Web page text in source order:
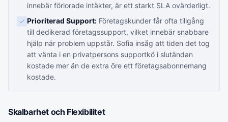
innebär förlorade intäkter, är ett starkt SLA ovärderligt.
Prioriterad Support: Företagskunder får ofta tillgång
till dedikerad företagssupport, vilket innebär snabbare
hjälp när problem uppstår. Sofia insåg att tiden det tog
att vänta i en privatpersons supportkö i slutändan
kostade mer än de extra öre ett företagsabonnemang
kostade.
Skalbarhet och Flexibilitet